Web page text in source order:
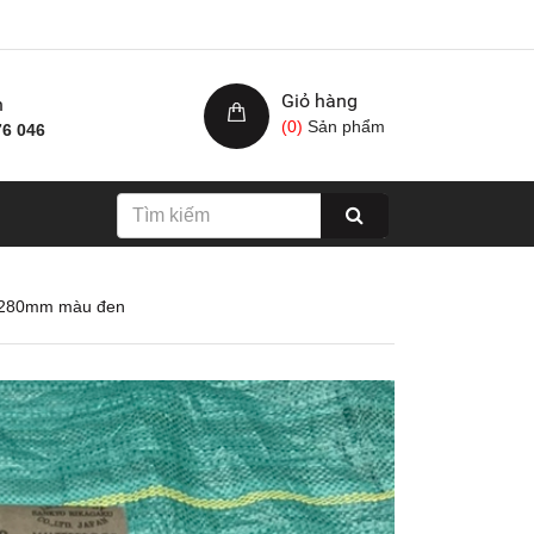
046
Giỏ hàng
(0) Sản phẩm
màu đen
Nhám xốp hạ cam, kích